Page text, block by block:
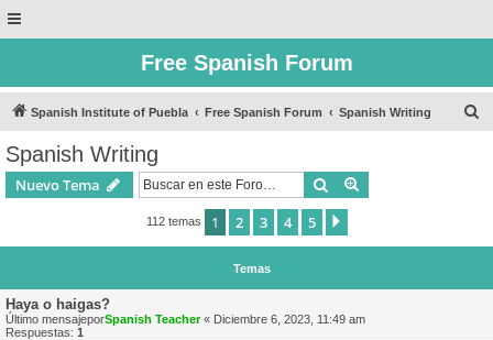
Free Spanish Forum
Spanish Institute of Puebla Free Spanish Forum Spanish Writing
Spanish Writing
Nuevo Tema Buscar
112 temas 1 2 3 4 5
Temas
Haya o haigas?
Último mensajeporSpanish Teacher« Diciembre 6, 2023, 11:49 am
Respuestas: 1